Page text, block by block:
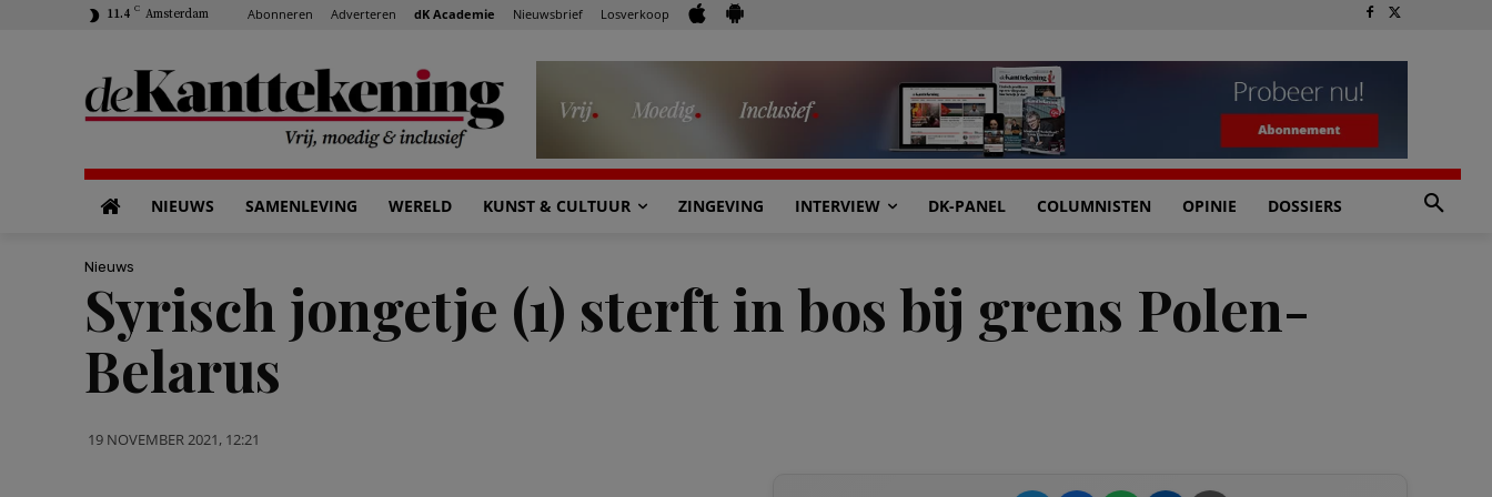
11.4 C Amsterdam Abonneren Adverteren dK Academie Nieuwsbrief Losverkoop
NIEUWS SAMENLEVING WERELD KUNST & CULTUUR ZINGEVING INTERVIEW DK-PANEL COLUMNISTEN OPINIE DOSSIERS
Nieuws
Syrisch jongetje (1) sterft in bos bij grens Polen-
Belarus
19 NOVEMBER 2021, 12:21